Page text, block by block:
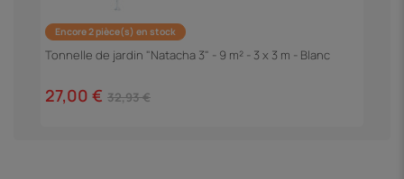
Encore 2 pièce(s) en stock
Tonnelle de jardin "Natacha 3" - 9 m² - 3 x 3 m - Blanc
27,00 € 32,93 €